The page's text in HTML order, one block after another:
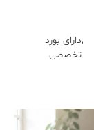
دارای بورد
تخصصی